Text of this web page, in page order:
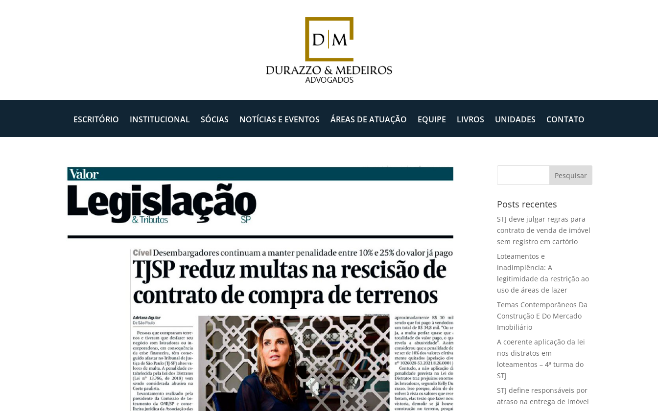
ESCRITÓRIO INSTITUCIONAL SÓCIAS NOTÍCIAS E EVENTOS ÁREAS DE ATUAÇÃO EQUIPE LIVROS UNIDADES CONTATO
Posts recentes
STJ deve julgar regras para
contrato de venda de imóvel
sem registro em cartório
Loteamentos e
inadimplência: A
legitimidade da restrição ao
uso de áreas de lazer
Temas Contemporâneos Da
Construção E Do Mercado
Imobiliário
A coerente aplicação da lei
nos distratos em
loteamentos – 4ª turma do
STJ
STJ define responsáveis por
atraso na entrega de imóvel